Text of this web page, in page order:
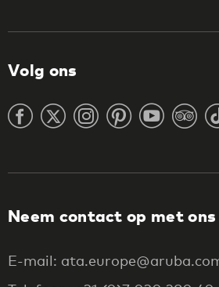
Volg ons
Neem contact op met ons
E-mail: